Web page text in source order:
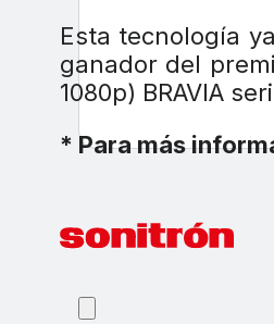
Esta tecnología
ganador del
1080p) BRAVIA
* Para más